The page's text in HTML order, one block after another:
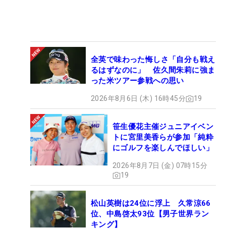
全英で味わった悔しさ「自分も戦え
るはずなのに」 佐久間朱莉に強ま
った米ツアー参戦への思い
2026年8月6日 (木) 16時45分 19
笹生優花主催ジュニアイベン
トに宮里美香らが参加「純粋
にゴルフを楽しんでほしい」
2026年8月7日 (金) 07時15分
19
松山英樹は24位に浮上 久常涼66
位、中島啓太93位【男子世界ラン
キング】